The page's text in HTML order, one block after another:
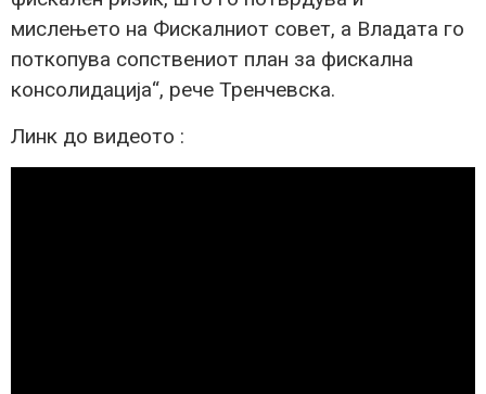
мислењето на Фискалниот совет, а Владата го
поткопува сопствениот план за фискална
консолидација“, рече Тренчевска.
Линк до видеото :